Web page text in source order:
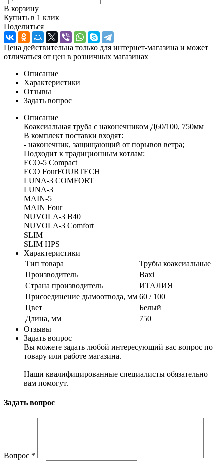
В корзину
Купить в 1 клик
Поделиться
Цена действительна только для интернет-магазина и может
отличаться от цен в розничных магазинах
Описание
Характеристики
Отзывы
Задать вопрос
Описание
Коаксиальная труба с наконечником Д60/100, 750мм
В комплект поставки входят:
- наконечник, защищающий от порывов ветра;
Подходит к традиционным котлам:
ECO-5 Compact
ECO FourFOURTECH
LUNA-3 COMFORT
LUNA-3
MAIN-5
MAIN Four
NUVOLA-3 B40
NUVOLA-3 Comfort
SLIM
SLIM HPS
Характеристики
Тип товара
Трубы коаксиальные
Производитель
Baxi
Страна производитель
ИТАЛИЯ
Присоединение дымоотвода, мм 60 / 100
Цвет
Белый
Длина, мм
750
Отзывы
Задать вопрос
Вы можете задать любой интересующий вас вопрос по
товару или работе магазина.
Наши квалифицированные специалисты обязательно
вам помогут.
Задать вопрос
Вопрос *